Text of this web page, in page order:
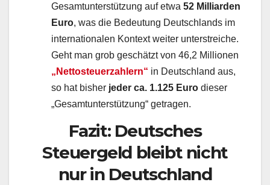
Gesamtunterstützung auf etwa 52 Milliarden
Euro, was die Bedeutung Deutschlands im
internationalen Kontext weiter unterstreiche.
Geht man grob geschätzt von 46,2 Millionen
„Nettosteuerzahlern“ in Deutschland aus,
so hat bisher jeder ca. 1.125 Euro dieser
„Gesamtunterstützung“ getragen.
Fazit: Deutsches
Steuergeld bleibt nicht
nur in Deutschland